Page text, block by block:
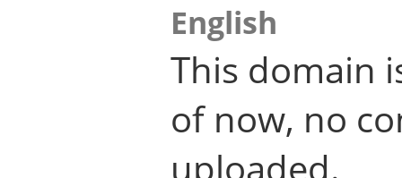
English
This domain
of now, no
uploaded.